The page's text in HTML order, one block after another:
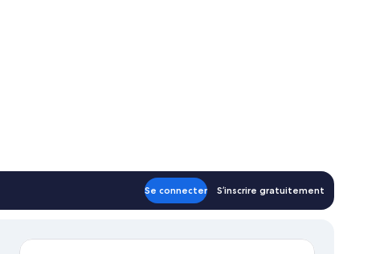
Se connecter S’inscrire gratuitement